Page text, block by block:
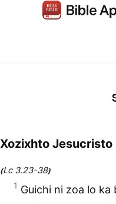
Xozixhto Jesucristo
(Lc 3.23-38)
1 Guichi ni zoa lo